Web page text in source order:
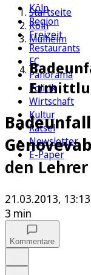
Köln
Region
Freizeit
Restaurants
FC
Panorama
Politik
Wirtschaft
Kultur
Rätsel
Newsletter
E-Paper
Startseite
Köln
Mülheim
den Lehrer
21.03.2013,
3 min
Kommentare